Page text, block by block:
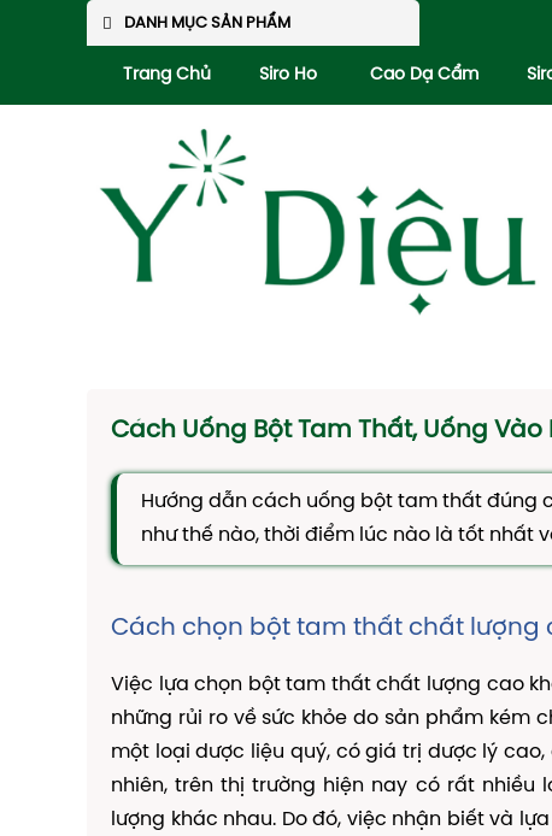
DANH MỤC SẢN PHẨM
Trang Chủ Siro Ho Cao Dạ Cẩm
Cách Uống Bột Tam Thất, Uống Vào
Hướng dẫn cách uống bột tam thất đúng
như thế nào, thời điểm lúc nào là tốt nhất
Cách chọn bột tam thất chất lượng
Việc lựa chọn bột tam thất chất lượng cao
những rủi ro về sức khỏe do sản phẩm kém
một loại dược liệu quý, có giá trị dược lý
nhiên, trên thị trường hiện nay có rất
lượng khác nhau. Do đó, việc nhận biết và